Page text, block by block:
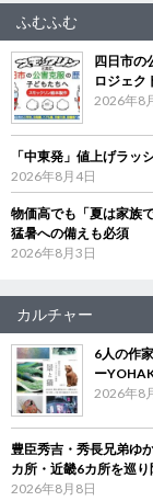
ふむふむ
四日市の
ロジェ
2026年8
「中東発」値上げラ
2026年8月4日
物価高でも「夏は家族
猛暑への備えも必須
2026年8月3日
カルチャー
6人の作
ー
2026年8
豊臣秀吉・秀長兄弟ゆ
カ所・近畿6カ所を巡
2026年8月8日